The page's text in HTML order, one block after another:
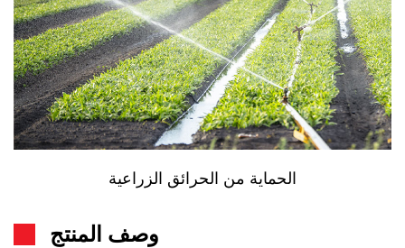
الحماية من الحرائق الغابات
وصف المنتج